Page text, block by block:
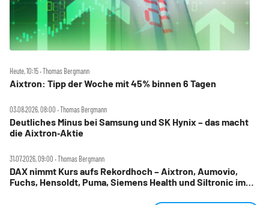
Heute, 10:15 ‧ Thomas Bergmann
Aixtron: Tipp der Woche mit 45% binnen 6 Tagen
03.08.2026, 08:00 ‧ Thomas Bergmann
Deutliches Minus bei Samsung und SK Hynix – das macht
die Aixtron‑Aktie
31.07.2026, 09:00 ‧ Thomas Bergmann
DAX nimmt Kurs aufs Rekordhoch – Aixtron, Aumovio,
Fuchs, Hensoldt, Puma, Siemens Health und Siltronic im